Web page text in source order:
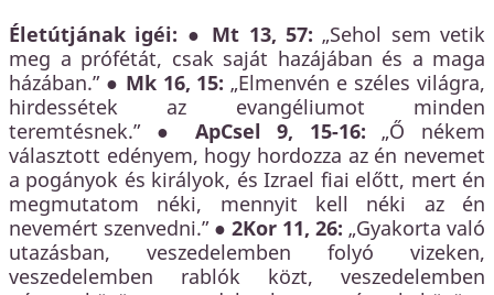
Életútjának igéi: ● Mt 13, 57: „Sehol sem vetik
meg a prófétát, csak saját hazájában és a maga
házában.” ● Mk 16, 15: „Elmenvén e széles világra,
hirdessétek az evangéliumot minden
teremtésnek.” ● ApCsel 9, 15-16: „Ő nékem
választott edényem, hogy hordozza az én nevemet
a pogányok és királyok, és Izrael fiai előtt, mert én
megmutatom néki, mennyit kell néki az én
nevemért szenvedni.” ● 2Kor 11, 26: „Gyakorta való
utazásban, veszedelemben folyó vizeken,
veszedelemben rablók közt, veszedelemben